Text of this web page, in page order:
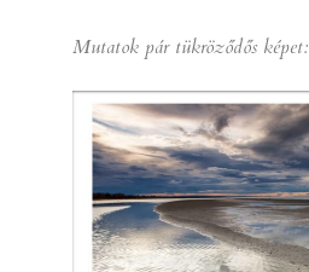
Mutatok pár tükröződős képet: